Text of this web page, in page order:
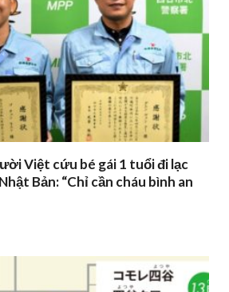
Việt cứu bé gái 1 tuổi đi lạc
Bản: “Chỉ cần cháu bình an